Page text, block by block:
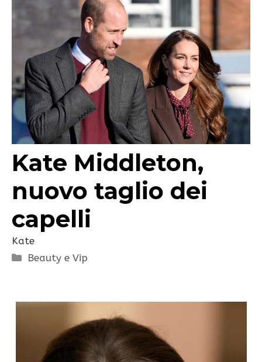
Kate Middleton,
nuovo taglio dei
capelli
Kate
Categorie
Beauty e Vip